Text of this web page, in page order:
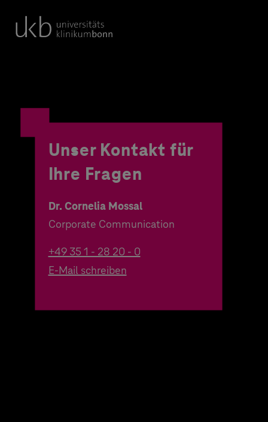
Unser Kontakt für
Ihre Fragen
Dr. Cornelia Mossal
Corporate Communication
+49 35 1 - 28 20 - 0
E-Mail schreiben